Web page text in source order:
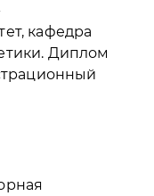
кафедра
Диплом